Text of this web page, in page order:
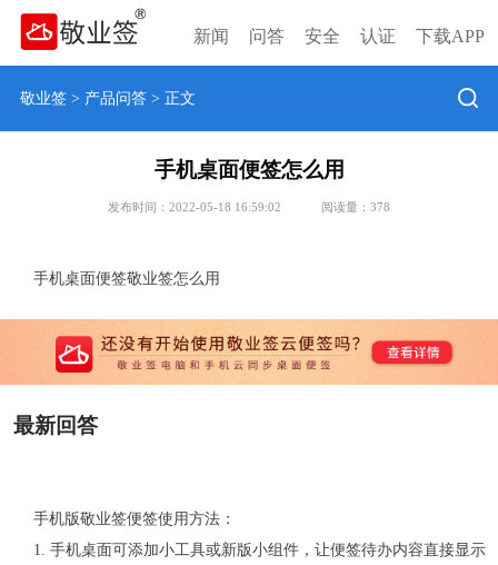
新闻 问答 安全 认证 下载APP
敬业签> 产品问答> 正文
手机桌面便签怎么用
发布时间：2022-05-18 16:59:02 阅读量： 378
手机桌面便签敬业签怎么用
最新回答
手机版敬业签便签使用方法：
1. 手机桌面可添加小工具或新版小组件，让便签待办内容直接显示